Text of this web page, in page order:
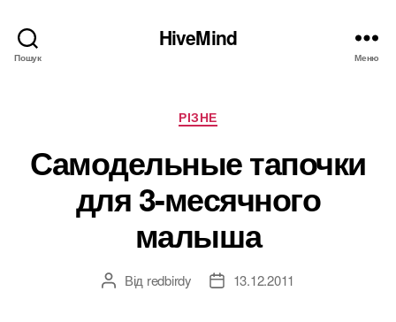
Пошук
HiveMind
Меню
Категорії
РІЗНЕ
Самодельные тапочки
для 3-месячного
малыша
Автор
Від redbirdy
Дата13.12.2011